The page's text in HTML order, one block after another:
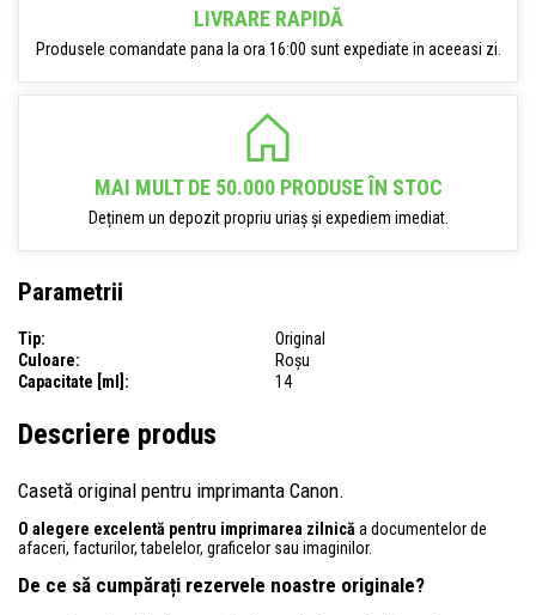
LIVRARE RAPIDĂ
Produsele comandate pana la ora 16:00 sunt expediate in aceeasi zi.
MAI MULT DE 50.000 PRODUSE ÎN STOC
Deținem un depozit propriu uriaș și expediem imediat.
Parametrii
Tip:
Original
Culoare:
Roșu
Capacitate [ml]:
14
Descriere produs
Casetă original pentru imprimanta Canon.
O alegere excelentă pentru imprimarea zilnică a documentelor de
afaceri, facturilor, tabelelor, graficelor sau imaginilor.
De ce să cumpărați rezervele noastre originale?